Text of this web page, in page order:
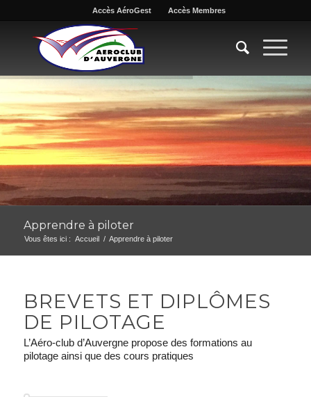
Accès AéroGest Accès Membres
Apprendre à piloter
Vous êtes ici : Accueil / Apprendre à piloter
BREVETS ET DIPLÔMES
DE PILOTAGE
L’Aéro-club d’Auvergne propose des formations au
pilotage ainsi que des cours pratiques